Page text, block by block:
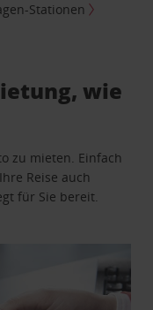
Stationen
wie
zu mieten. Einfach
Reise auch
für Sie bereit.